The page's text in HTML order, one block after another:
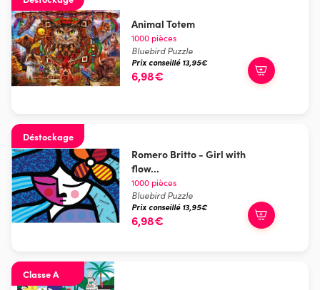
Animal Totem
1000 pièces
Bluebird Puzzle
Prix conseillé 13,95€
6,98€
Déstockage
Romero Britto - Girl with
flow...
1000 pièces
Bluebird Puzzle
Prix conseillé 13,95€
6,98€
Classe A